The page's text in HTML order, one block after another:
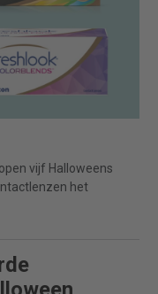
vijf Halloweens
het